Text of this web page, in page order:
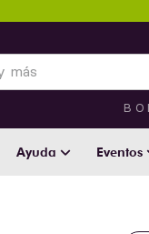
Ayuda Eventos